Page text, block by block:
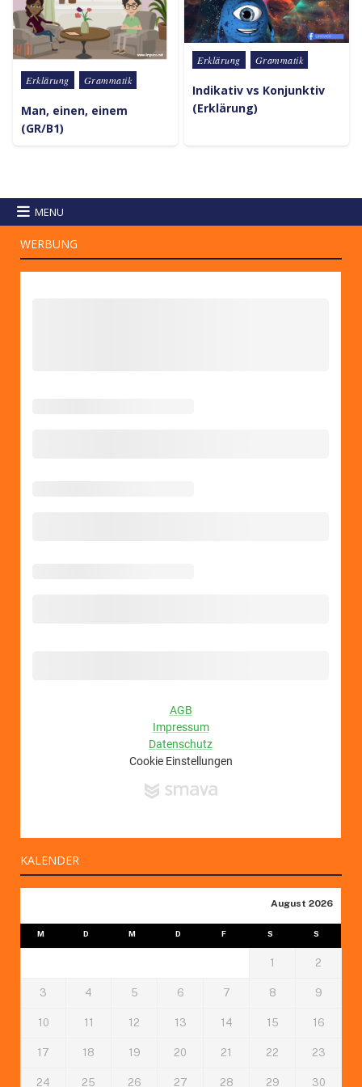
Posted in
Erklärung Grammatik
Man, einen, einem
(GR/B1)
Posted in
Erklärung Grammatik
Indikativ vs Konjunktiv
(Erklärung)
MENU
WERBUNG
KALENDER
August 2026
M D M D F S S
1 2
3 4 5 6 7 8 9
10 11 12 13 14 15 16
17 18 19 20 21 22 23
24 25 26 27 28 29 30